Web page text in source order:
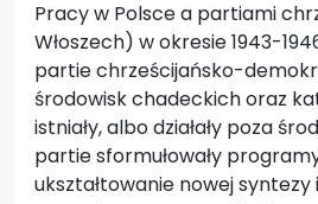
Pracy w Polsce a partiami
Włoszech) w okresie 1943-
partie chrześcijańsko-
środowisk chadeckich oraz
istniały, albo działały poza
partie sformułowały
ukształtowanie nowej